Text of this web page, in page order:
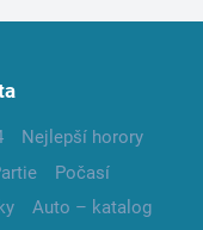
Nejlepší horory
Počasí
Auto – katalog